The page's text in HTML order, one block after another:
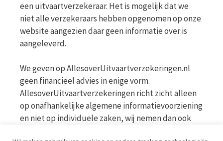
een uitvaartverzekeraar. Het is mogelijk dat we
niet alle verzekeraars hebben opgenomen op onze
website aangezien daar geen informatie over is
aangeleverd.
We geven op AllesoverUitvaartverzekeringen.nl
geen financieel advies in enige vorm.
AllesoverUitvaartverzekeringen richt zicht alleen
op onafhankelijke algemene informatievoorziening
en niet op individuele zaken, wij nemen dan ook